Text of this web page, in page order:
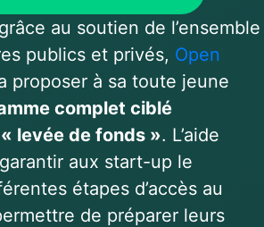
au soutien de l’ensemble
publics et privés, Open
proposer à sa toute jeune
complet ciblé
levée de fonds ». L’aide
aux start-up le
étapes d’accès au
de préparer leurs